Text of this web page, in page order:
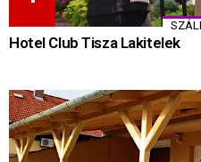
Hotel Club Tisza Lakitelek